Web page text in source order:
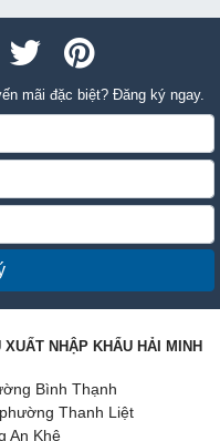
mãi đặc biệt? Đăng ký ngay.
NHẬP KHẨU HẢI MINH
Bình Thạnh
Thanh Liệt
An Khê